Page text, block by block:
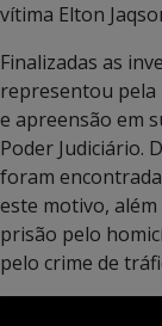
vítima Elton
Finalizadas as
representou pela
e apreensão em
Poder Judiciário.
foram
este motivo,
prisão pelo
pelo crime de